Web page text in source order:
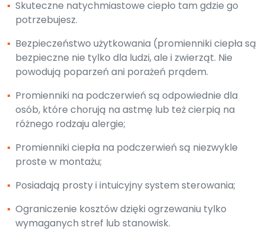
▪ Skuteczne natychmiastowe ciepło tam gdzie go
potrzebujesz.
▪ Bezpieczeństwo użytkowania (promienniki ciepła są
bezpieczne nie tylko dla ludzi, ale i zwierząt. Nie
powodują poparzeń ani porażeń prądem.
▪ Promienniki na podczerwień są odpowiednie dla
osób, które chorują na astmę lub też cierpią na
różnego rodzaju alergie;
▪ Promienniki ciepła na podczerwień są niezwykle
proste w montażu;
▪ Posiadają prosty i intuicyjny system sterowania;
▪ Ograniczenie kosztów dzięki ogrzewaniu tylko
wymaganych stref lub stanowisk.